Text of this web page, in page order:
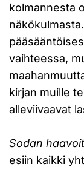
kolmannesta
vaihteessa,
kirjan muille
alleviivaavat
Sodan
esiin kaikki